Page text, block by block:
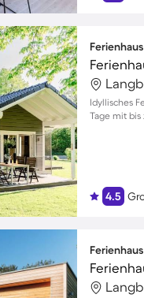
Idyllisches
Tage mit bis
4.5